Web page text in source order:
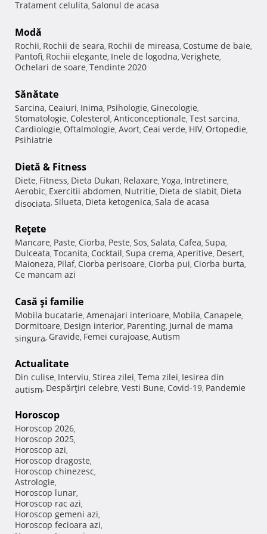
Tratament celulita, Salonul de acasa
Modă
Rochii, Rochii de seara, Rochii de mireasa, Costume de baie,
Pantofi, Rochii elegante, Inele de logodna, Verighete,
Ochelari de soare, Tendinte 2020
Sănătate
Sarcina, Ceaiuri, Inima, Psihologie, Ginecologie,
Stomatologie, Colesterol, Anticonceptionale, Test sarcina,
Cardiologie, Oftalmologie, Avort, Ceai verde, HIV, Ortopedie,
Psihiatrie
Dietă & Fitness
Diete, Fitness, Dieta Dukan, Relaxare, Yoga, Intretinere,
Aerobic, Exercitii abdomen, Nutritie, Dieta de slabit, Dieta
disociata, Silueta, Dieta ketogenica, Sala de acasa
Reţete
Mancare, Paste, Ciorba, Peste, Sos, Salata, Cafea, Supa,
Dulceata, Tocanita, Cocktail, Supa crema, Aperitive, Desert,
Maioneza, Pilaf, Ciorba perisoare, Ciorba pui, Ciorba burta,
Ce mancam azi
Casă şi familie
Mobila bucatarie, Amenajari interioare, Mobila, Canapele,
Dormitoare, Design interior, Parenting, Jurnal de mama
singura, Gravide, Femei curajoase, Autism
Actualitate
Din culise, Interviu, Stirea zilei, Tema zilei, Iesirea din
autism, Despărţiri celebre, Vesti Bune, Covid-19, Pandemie
Horoscop
Horoscop 2026,
Horoscop 2025,
Horoscop azi,
Horoscop dragoste,
Horoscop chinezesc,
Astrologie,
Horoscop lunar,
Horoscop rac azi,
Horoscop gemeni azi,
Horoscop fecioara azi,